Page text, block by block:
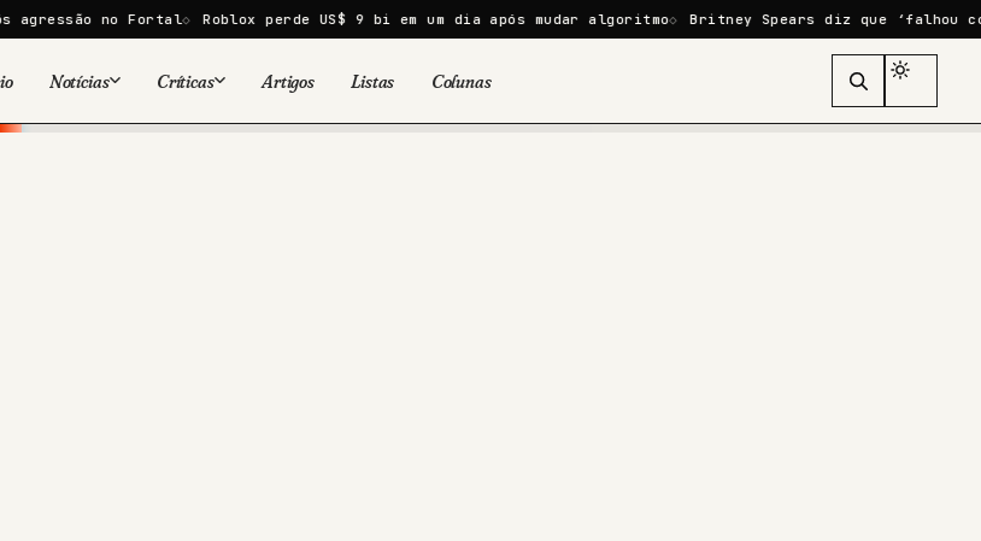
no Fortal Roblox perde US$ 9 bi em um dia após mudar algoritmo Britney Spears diz que ‘falhou como mãe’
Notícias Críticas Artigos Listas Colunas